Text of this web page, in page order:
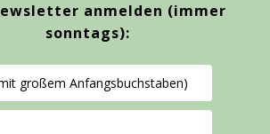
anmelden (immer
sonntags):